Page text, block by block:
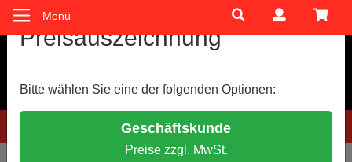
Hotline: 0781 9399888-60
Menü
Cookie-Einstellungen
Wir verwenden Cookies, um Ihnen ein optimales
Einige Cookies sind technisch notwendig, andere dienen zu
anonymen Statistikzwecken.
Entscheiden Sie bitte selbst, welche Cookies Sie akzeptieren.
Preisauszeichnung
Bitte wählen Sie eine der folgenden Optionen:
Geschäftskunde
Preise zzgl. MwSt.